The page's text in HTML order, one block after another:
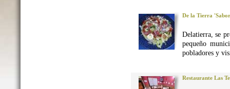
De la Tierra
Delatierra, se
pequeño
pobladores y
Restaurante Las